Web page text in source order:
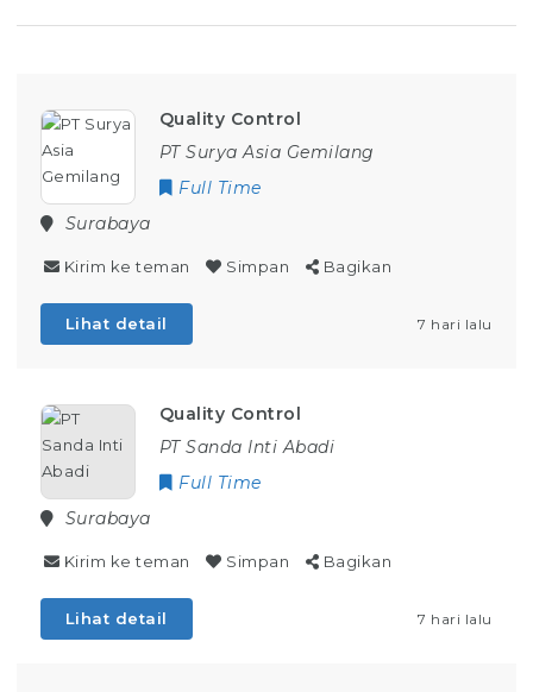
Quality Control
PT Surya Asia Gemilang
Full Time
Surabaya
Kirim ke teman Simpan Bagikan
Lihat detail 7 hari lalu
Quality Control
PT Sanda Inti Abadi
Full Time
Surabaya
Kirim ke teman Simpan Bagikan
Lihat detail 7 hari lalu